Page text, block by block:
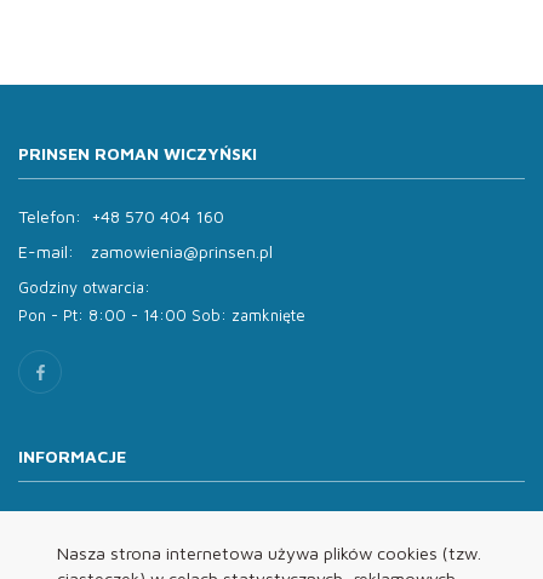
Nasza strona internetowa używa plików cookies (tzw.
PRINSEN ROMAN WICZYŃSKI
Telefon:
+48 570 404 160
E-mail:
zamowienia@prinsen.pl
Godziny otwarcia:
Pon - Pt: 8:00 - 14:00 Sob: zamknięte
INFORMACJE
Oferta